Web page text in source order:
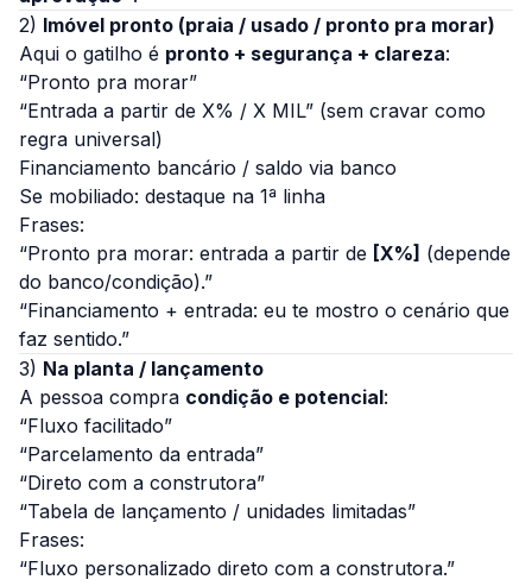
2) Imóvel pronto (praia / usado / pronto pra morar)
Aqui o gatilho é pronto + segurança + clareza:
“Pronto pra morar”
“Entrada a partir de X% / X MIL” (sem cravar como
regra universal)
Financiamento bancário / saldo via banco
Se mobiliado: destaque na 1ª linha
Frases:
“Pronto pra morar: entrada a partir de [X%] (depende
do banco/condição).”
“Financiamento + entrada: eu te mostro o cenário que
faz sentido.”
3) Na planta / lançamento
A pessoa compra condição e potencial:
“Fluxo facilitado”
“Parcelamento da entrada”
“Direto com a construtora”
“Tabela de lançamento / unidades limitadas”
Frases:
“Fluxo personalizado direto com a construtora.”